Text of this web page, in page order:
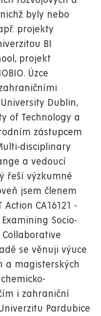
byly nebo
projekty
BI
projekt
Úzce
Dublin,
of Technology a
zástupcem
disciplinary
a vedoucí
řeší výzkumné
jsem členem
CA16121 -
Socio-
Collaborative
se věnuji výuce
a magisterských
i zahraniční
Pardubice